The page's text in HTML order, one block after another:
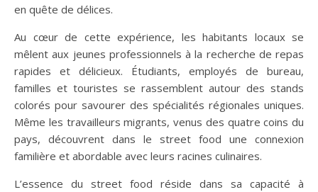
en quête de délices.
Au cœur de cette expérience, les habitants locaux se
mêlent aux jeunes professionnels à la recherche de repas
rapides et délicieux. Étudiants, employés de bureau,
familles et touristes se rassemblent autour des stands
colorés pour savourer des spécialités régionales uniques.
Même les travailleurs migrants, venus des quatre coins du
pays, découvrent dans le street food une connexion
familière et abordable avec leurs racines culinaires.
L’essence du street food réside dans sa capacité à